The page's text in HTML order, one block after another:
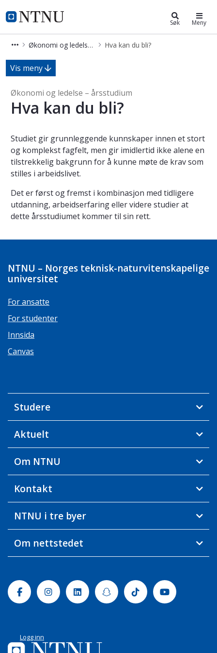
NTNU Hjemmeside
Økonomi og ledelse – årsstudium
Søk Meny
Økonomi og ledelse – årsstudium Hva kan du bli?
Hva kan du bli? - Økonomi og
Vis meny
Økonomi og ledelse – årsstudium
Hva kan du bli?
Studiet gir grunnleggende kunnskaper innen et stort
og komplekst fagfelt, men gir imidlertid ikke alene en
tilstrekkelig bakgrunn for å kunne møte de krav som
stilles i arbeidslivet.
Det er først og fremst i kombinasjon med tidligere
utdanning, arbeidserfaring eller videre studier at
dette årsstudiumet kommer til sin rett.
NTNU – Norges teknisk-naturvitenskapelige
universitet
For ansatte
For studenter
Innsida
Canvas
Studere
Aktuelt
Om NTNU
Kontakt
NTNU i tre byer
Om nettstedet
FacebookInstagramLinkedinSnapchatTiktok Youtube
Logg inn